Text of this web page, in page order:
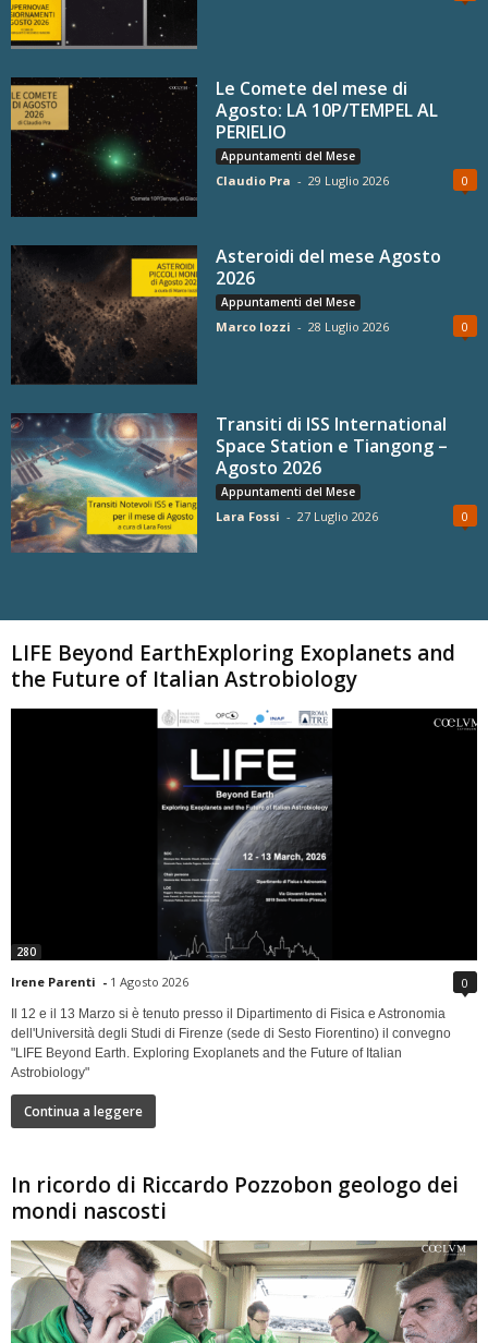
Le Comete del mese di
Agosto: LA 10P/TEMPEL AL
PERIELIO
Appuntamenti del Mese
Claudio Pra - 29 Luglio 2026 0
Asteroidi del mese Agosto
2026
Appuntamenti del Mese
Marco Iozzi - 28 Luglio 2026 0
Transiti di ISS International
Space Station e Tiangong –
Agosto 2026
Appuntamenti del Mese
Lara Fossi - 27 Luglio 2026 0
LIFE Beyond EarthExploring Exoplanets and
the Future of Italian Astrobiology
280
Irene Parenti - 1 Agosto 2026 0
Il 12 e il 13 Marzo si è tenuto presso il Dipartimento di Fisica e Astronomia
dell'Università degli Studi di Firenze (sede di Sesto Fiorentino) il convegno
"LIFE Beyond Earth. Exploring Exoplanets and the Future of Italian
Astrobiology"
Continua a leggere
In ricordo di Riccardo Pozzobon geologo dei
mondi nascosti